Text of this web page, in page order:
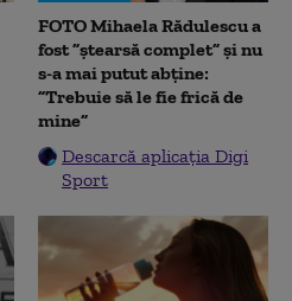
FOTO Mihaela Rădulescu a
fost ”ștearsă complet” și nu
s-a mai putut abține:
”Trebuie să le fie frică de
mine”
Descarcă aplicația Digi
Sport